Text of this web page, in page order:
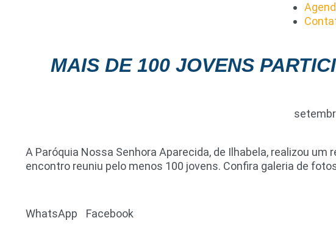
MAIS DE 100 JOVENS
A Paróquia Nossa Senhora Aparecida, de Ilhabela, realizou
encontro reuniu pelo menos 100 jovens. Confira galeria de
WhatsApp Facebook